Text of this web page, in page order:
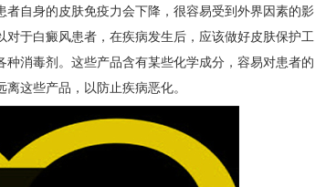
自身的皮肤免疫力会下降，很容易受到外界因素的影
于白癜风患者，在疾病发生后，应该做好皮肤保护工
消毒剂。这些产品含有某些化学成分，容易对患者的
这些产品，以防止疾病恶化。